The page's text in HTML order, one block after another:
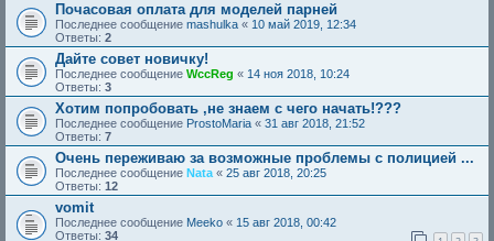
Почасовая оплата для моделей парней
Последнее сообщение mashulka « 10 май 2019, 12:34
Ответы: 2
Дайте совет новичку!
Последнее сообщение WccReg « 14 ноя 2018, 10:24
Ответы: 3
Хотим попробовать ,не знаем с чего начать!???
Последнее сообщение ProstoMaria « 31 авг 2018, 21:52
Ответы: 7
Очень переживаю за возможные проблемы с полицией ...
Последнее сообщение Nata « 25 авг 2018, 20:25
Ответы: 12
vomit
Последнее сообщение Meeko « 15 авг 2018, 00:42
Ответы: 34